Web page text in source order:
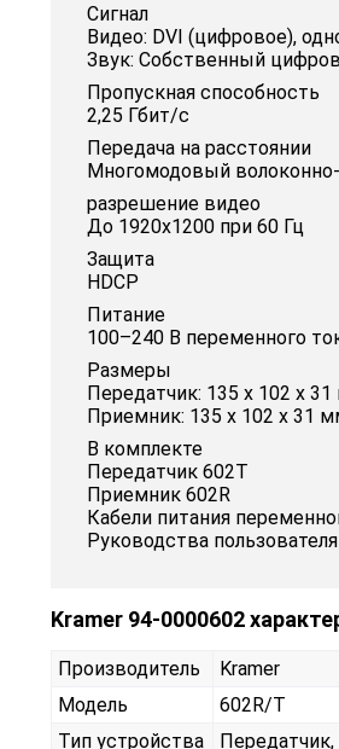
Сигнал
Видео: DVI (цифровое),
Звук: Собственный
Пропускная способность
2,25 Гбит/с
Передача на расстоянии
Многомодовый
разрешение видео
До 1920x1200 при 60 Гц
Защита
HDCP
Питание
100–240 В переменного
Размеры
Передатчик: 135 х 102 х
Приемник: 135 х 102 х 31
В комплекте
Передатчик 602Т
Приемник 602R
Кабели питания
Руководства пользователя
Kramer 94-0000602
Производитель
Kramer
Модель
602R/T
Тип устройства